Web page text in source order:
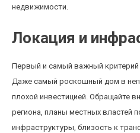
недвижимости.
Локация и
Первый и самый важный
Даже самый роскошный дом в
плохой инвестицией. Обращайте
региона, планы местных властей
инфраструктуры, близость к